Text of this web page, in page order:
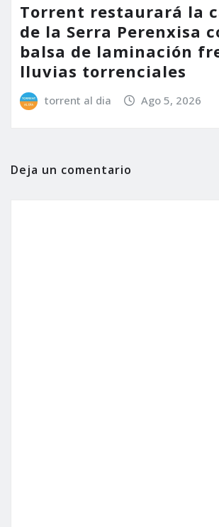
Torrent restaurará la
de la Serra Perenxisa
balsa de laminación
lluvias torrenciales
torrent al dia Ago 5, 2026
Deja un comentario